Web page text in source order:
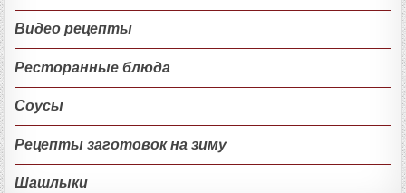
Видео рецепты
Ресторанные блюда
Соусы
Рецепты заготовок на зиму
Шашлыки